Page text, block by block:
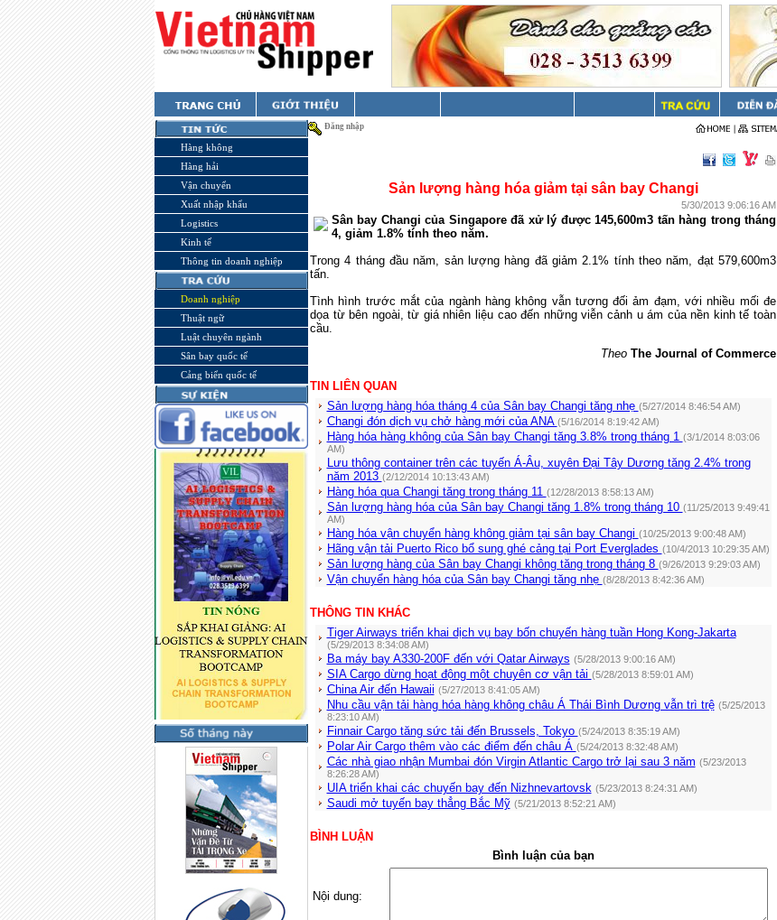
Hàng không
Hàng hải
Vận chuyển
Xuất nhập khẩu
Logistics
Kinh tế
Thông tin doanh nghiệp
Doanh nghiệp
Thuật ngữ
Luật chuyên ngành
Sân bay quốc tế
Cảng biển quốc tế
Đăng nhập
Sản lượng hàng hóa giảm tại sân bay Changi
5/30/2013 9:06:16 AM
Sân bay Changi của Singapore đã xử lý được 145,600m3 tấn hàng trong tháng
4, giảm 1.8% tính theo năm.
Trong 4 tháng đầu năm, sản lượng hàng đã giảm 2.1% tính theo năm, đạt 579,600m3
tấn.
Tình hình trước mắt của ngành hàng không vẫn tương đối ảm đạm, với nhiều mối đe
dọa từ bên ngoài, từ giá nhiên liệu cao đến những viễn cảnh u ám của nền kinh tế toàn
cầu.
Theo The Journal of Commerce
TIN LIÊN QUAN
Sản lượng hàng hóa tháng 4 của Sân bay Changi tăng nhẹ (5/27/2014 8:46:54 AM)
Changi đón dịch vụ chở hàng mới của ANA (5/16/2014 8:19:42 AM)
Hàng hóa hàng không của Sân bay Changi tăng 3.8% trong tháng 1 (3/1/2014 8:03:06
AM)
Lưu thông container trên các tuyến Á-Âu, xuyên Đại Tây Dương tăng 2.4% trong
năm 2013 (2/12/2014 10:13:43 AM)
Hàng hóa qua Changi tăng trong tháng 11 (12/28/2013 8:58:13 AM)
Sản lượng hàng hóa của Sân bay Changi tăng 1.8% trong tháng 10 (11/25/2013 9:49:41
AM)
Hàng hóa vận chuyển hàng không giảm tại sân bay Changi (10/25/2013 9:00:48 AM)
Hãng vận tải Puerto Rico bổ sung ghé cảng tại Port Everglades (10/4/2013 10:29:35 AM)
Sản lượng hàng của Sân bay Changi không tăng trong tháng 8 (9/26/2013 9:29:03 AM)
Vận chuyển hàng hóa của Sân bay Changi tăng nhẹ (8/28/2013 8:42:36 AM)
THÔNG TIN KHÁC
Tiger Airways triển khai dịch vụ bay bốn chuyến hàng tuần Hong Kong-Jakarta
(5/29/2013 8:34:08 AM)
Ba máy bay A330-200F đến với Qatar Airways (5/28/2013 9:00:16 AM)
SIA Cargo dừng hoạt động một chuyên cơ vận tải (5/28/2013 8:59:01 AM)
China Air đến Hawaii (5/27/2013 8:41:05 AM)
Nhu cầu vận tải hàng hóa hàng không châu Á Thái Bình Dương vẫn trì trệ (5/25/2013
8:23:10 AM)
Finnair Cargo tăng sức tải đến Brussels, Tokyo (5/24/2013 8:35:19 AM)
Polar Air Cargo thêm vào các điểm đến châu Á (5/24/2013 8:32:48 AM)
Các nhà giao nhận Mumbai đón Virgin Atlantic Cargo trở lại sau 3 năm (5/23/2013
8:26:28 AM)
UIA triển khai các chuyến bay đến Nizhnevartovsk (5/23/2013 8:24:31 AM)
Saudi mở tuyến bay thẳng Bắc Mỹ (5/21/2013 8:52:21 AM)
BÌNH LUẬN
Bình luận của bạn
Nội dung: